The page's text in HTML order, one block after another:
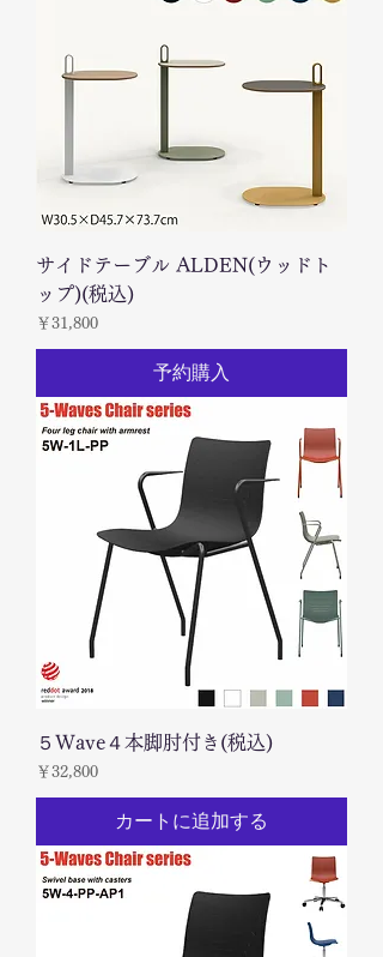
サイドテーブル ALDEN(ウッドト
ップ)(税込)
価格
￥31,800
予約購入
５Wave４本脚肘付き(税込)
価格
￥32,800
カートに追加する